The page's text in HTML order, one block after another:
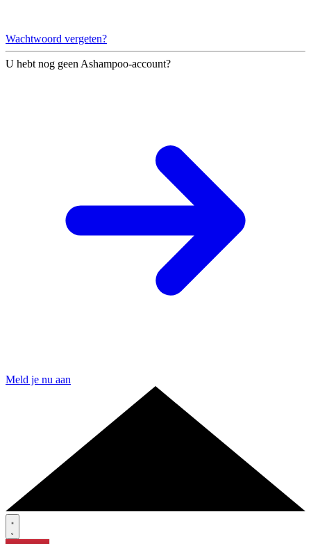
Wachtwoord vergeten?
U hebt nog geen Ashampoo-account?
Meld je nu aan